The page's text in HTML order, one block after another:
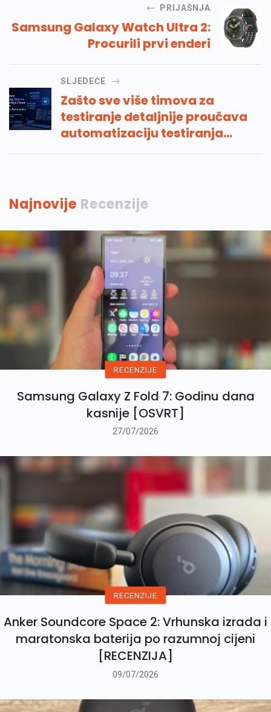
PRIJAŠNJA
Samsung Galaxy Watch Ultra 2:
Procurili prvi enderi
SLJEDEĆE
Zašto sve više timova za
testiranje detaljnije proučava
automatizaciju testiranja
umjetne inteligencije
Najnovije Recenzije
RECENZIJE
Samsung Galaxy Z Fold 7: Godinu dana
kasnije [OSVRT]
27/07/2026
RECENZIJE
Anker Soundcore Space 2: Vrhunska izrada i
maratonska baterija po razumnoj cijeni
[RECENZIJA]
09/07/2026